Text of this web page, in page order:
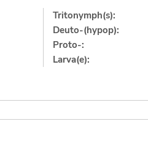
Tritonymph(s):
Deuto-(hypop):
Proto-:
Larva(e):